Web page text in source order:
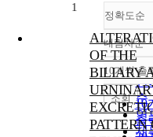
정확도순
정
순
인
순
연
제
내림차순
내
10개씩 출
10
출
조회
1
OF THE
BILIARY
PATTERN